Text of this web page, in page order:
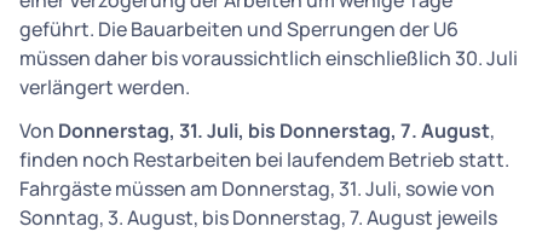
geführt. Die Bauarbeiten und Sperrungen der U6
müssen daher bis voraussichtlich einschließlich 30. Juli
verlängert werden.
Von Donnerstag, 31. Juli, bis Donnerstag, 7. August,
finden noch Restarbeiten bei laufendem Betrieb statt.
Fahrgäste müssen am Donnerstag, 31. Juli, sowie von
Sonntag, 3. August, bis Donnerstag, 7. August jeweils